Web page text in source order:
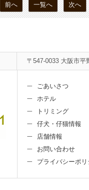
前へ 一覧へ 次へ
〒547-0033 大阪市平
ごあいさつ
ホテル
トリミング
仔犬・仔猫情報
店舗情報
お問い合わせ
プライバシーポリ